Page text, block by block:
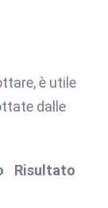
è utile
dalle
Risultato